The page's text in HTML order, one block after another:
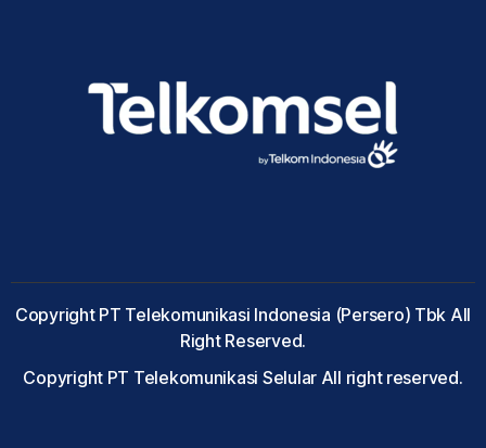
Copyright PT Telekomunikasi Indonesia (Persero) Tbk All
Right Reserved.
Copyright PT Telekomunikasi Selular All right reserved.